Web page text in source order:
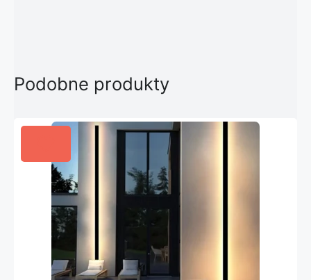
Podobne produkty